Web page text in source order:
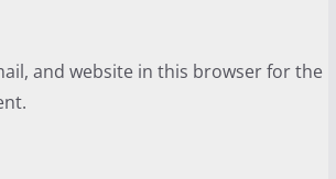
and website in this browser for the